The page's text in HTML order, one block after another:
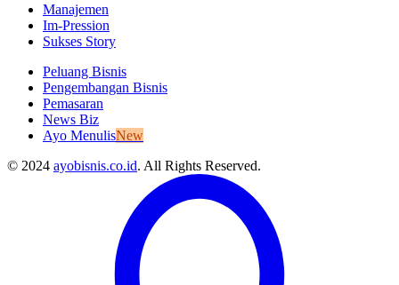
Manajemen
Im-Pression
Sukses Story
Peluang Bisnis
Pengembangan Bisnis
Pemasaran
News Biz
Ayo MenulisNew
© 2024 ayobisnis.co.id. All Rights Reserved.